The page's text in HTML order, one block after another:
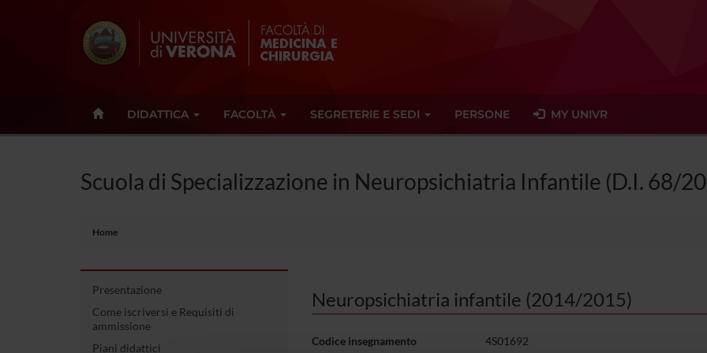
DIDATTICA FACOLTÀ SEGRETERIE E SEDI PERSONE MY UNIVR
Scuola di Specializzazione in Neuropsichiatria Infantile (D.I. 68/
Home
Presentazione
Come iscriversi e Requisiti di
ammissione
Piani didattici
Neuropsichiatria infantile (2014/2015)
Codice insegnamento 4S01692